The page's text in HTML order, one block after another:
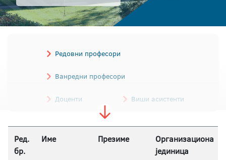
Редовни професори
Ванредни професори
Доценти Виши асистенти
Асистенти
Наставници / Наставници страног језика
Ред.
бр.
Име Презиме
Организациона
јединица